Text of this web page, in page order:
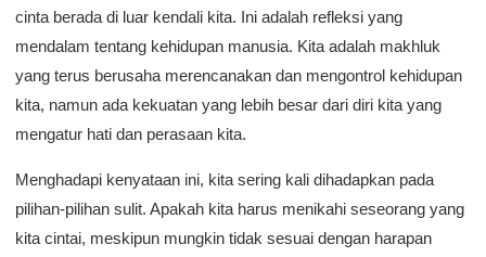
cinta berada di luar kendali kita. Ini adalah refleksi yang
mendalam tentang kehidupan manusia. Kita adalah makhluk
yang terus berusaha merencanakan dan mengontrol kehidupan
kita, namun ada kekuatan yang lebih besar dari diri kita yang
mengatur hati dan perasaan kita.
Menghadapi kenyataan ini, kita sering kali dihadapkan pada
pilihan-pilihan sulit. Apakah kita harus menikahi seseorang yang
kita cintai, meskipun mungkin tidak sesuai dengan harapan